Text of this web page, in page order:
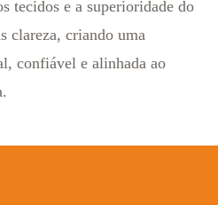
tecidos e a superioridade do
clareza, criando uma
confiável e alinhada ao